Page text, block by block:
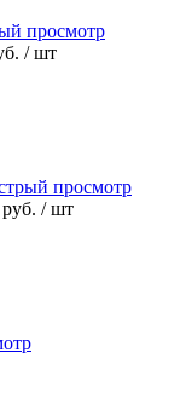
просмотр
/ шт
просмотр
/ шт